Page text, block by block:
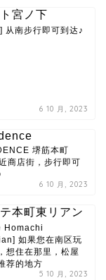
从南步行即可到达♪
6 10 月, 2023
堺筋本町
商店街，步行即可
6 10 月, 2023
Homachi
如果您在南区玩
想住在那里，松屋
荐的地方
5 10 月, 2023